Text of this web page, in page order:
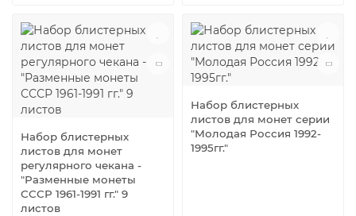
Набор блистерных
листов для монет
регулярного чекана -
"Разменные монеты
СССР 1961-1991 гг." 9
листов
Набор блистерных
листов для монет серии
"Молодая Россия 1992-
1995гг."